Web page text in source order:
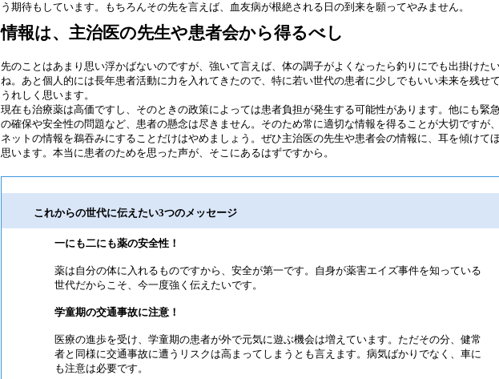
う期待もしています。もちろんその先を言えば、血友病が根絶される日の到来を願ってやみません。
情報は、主治医の先生や患者会から得るべし
先のことはあまり思い浮かばないのですが、強いて言えば、体の調子がよくなったら釣りにでも出掛けた
ね。あと個人的には長年患者活動に力を入れてきたので、特に若い世代の患者に少しでもいい未来を残せ
うれしく思います。
現在も治療薬は高価ですし、そのときの政策によっては患者負担が発生する可能性があります。他にも緊
の確保や安全性の問題など、患者の懸念は尽きません。そのため常に適切な情報を得ることが大切ですが
ネットの情報を鵜吞みにすることだけはやめましょう。ぜひ主治医の先生や患者会の情報に、耳を傾けて
思います。本当に患者のためを思った声が、そこにあるはずですから。
これからの世代に伝えたい3つのメッセージ
一にも二にも薬の安全性！
薬は自分の体に入れるものですから、安全が第一です。自身が薬害エイズ事件を知っている
世代だからこそ、今一度強く伝えたいです。
学童期の交通事故に注意！
医療の進歩を受け、学童期の患者が外で元気に遊ぶ機会は増えています。ただその分、健常
者と同様に交通事故に遭うリスクは高まってしまうとも言えます。病気ばかりでなく、車に
も注意は必要です。